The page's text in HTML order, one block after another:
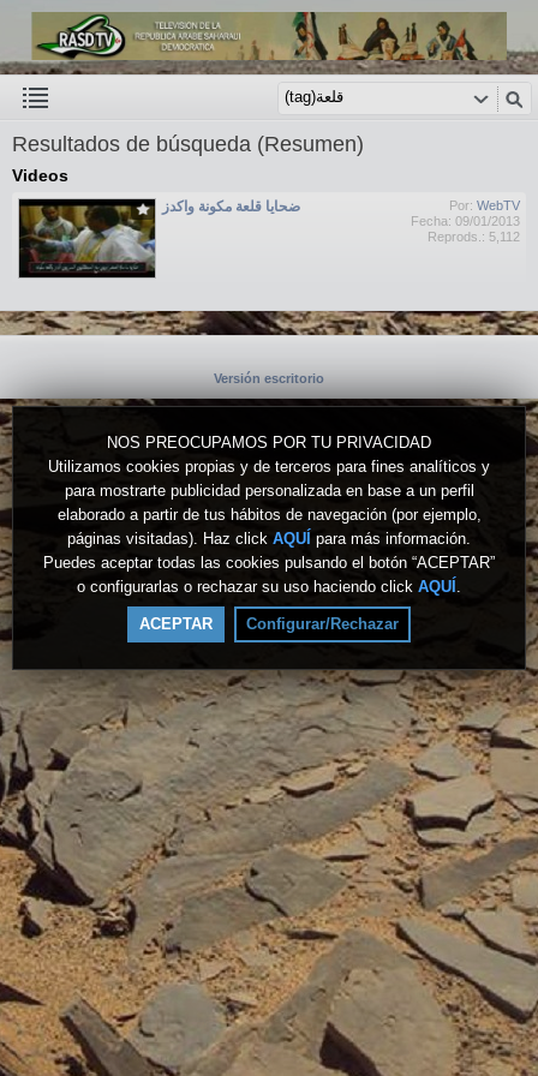
NOS PREOCUPAMOS POR TU PRIVACIDAD
Utilizamos cookies propias y de terceros para fines analíticos y
para mostrarte publicidad personalizada en base a un perfil
elaborado a partir de tus hábitos de navegación (por ejemplo,
páginas visitadas). Haz click AQUÍ para más información.
Puedes aceptar todas las cookies pulsando el botón “ACEPTAR”
o configurarlas o rechazar su uso haciendo click AQUÍ .
ACEPTAR Configurar/Rechazar
Resultados de búsqueda (Resumen)
Videos
Por: WebTV
Fecha: 09/01/2013
Reprods.: 5,112
ضحايا قلعة مكونة واكدز
Versión escritorio